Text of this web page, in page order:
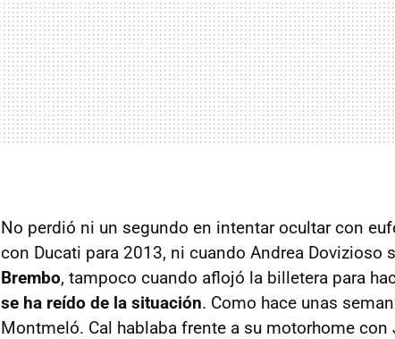
No perdió ni un segundo en intentar ocultar con
con Ducati para 2013, ni cuando Andrea Dovizioso
Brembo, tampoco cuando aflojó la billetera para
se ha reído de la situación. Como hace unas
Montmeló. Cal hablaba frente a su motorhome